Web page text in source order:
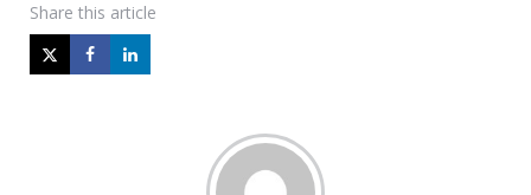
Share this article